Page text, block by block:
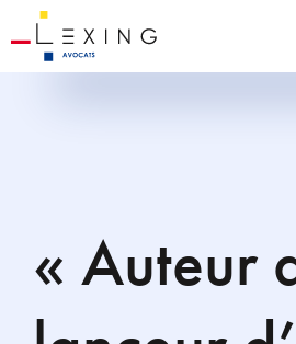
« Auteur